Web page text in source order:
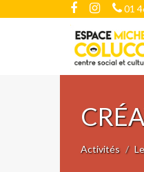
01
Activités